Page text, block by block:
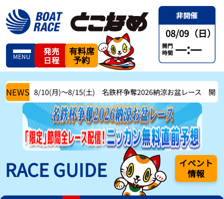
MENU
発売
日程
有料席
予約
08/09（日）
開門
時間 —:—
NEWS
8/10(月)〜8/15(土) 名鉄杯争奪2026納涼お盆レース 開催中
RACE GUIDE
イベント
情報